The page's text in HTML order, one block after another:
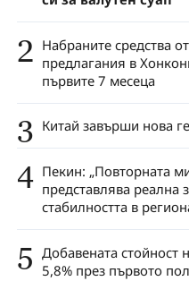
2 Набраните средства
предлагания в
първите 7 месеца
3 Китай завърши нова
4 Пекин: „Повторната
представлява реална
стабилността в
5 Добавената стойност
5,8% през първото